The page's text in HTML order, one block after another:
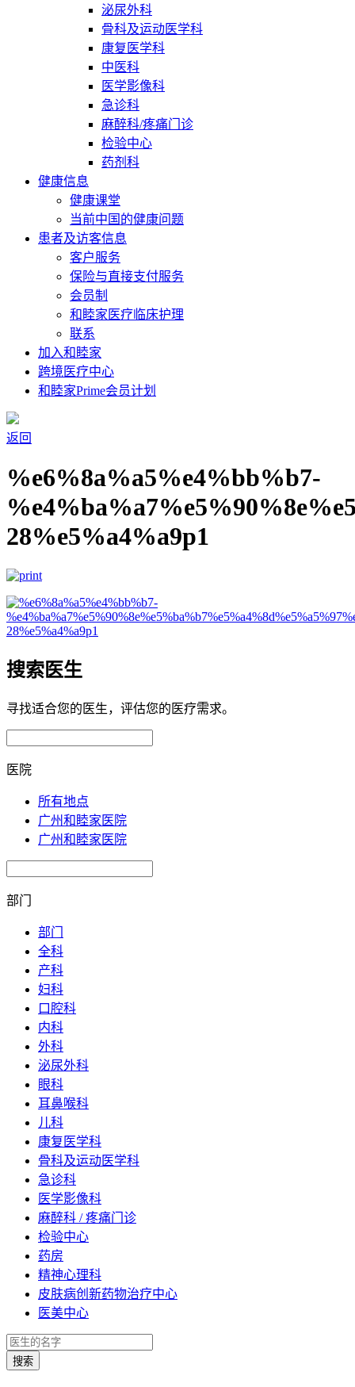
泌尿外科
骨科及运动医学科
康复医学科
中医科
医学影像科
急诊科
麻醉科/疼痛门诊
检验中心
药剂科
健康信息
健康课堂
当前中国的健康问题
患者及访客信息
客户服务
保险与直接支付服务
会员制
和睦家医疗临床护理
联系
加入和睦家
跨境医疗中心
和睦家Prime会员计划
返回
%e6%8a%a5%e4%bb%b7-
28%e5%a4%a9p1
搜索医生
寻找适合您的医生，评估您的医疗需求。
医院
所有地点
广州和睦家医院
广州和睦家医院
部门
部门
全科
产科
妇科
口腔科
内科
外科
泌尿外科
眼科
耳鼻喉科
儿科
康复医学科
骨科及运动医学科
急诊科
医学影像科
麻醉科 / 疼痛门诊
检验中心
药房
精神心理科
皮肤病创新药物治疗中心
医美中心